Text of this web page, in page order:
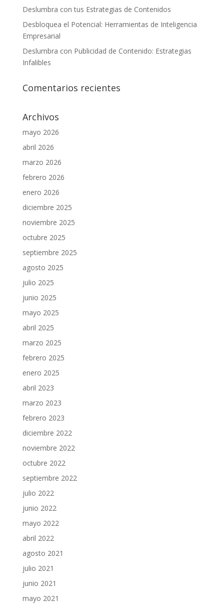
Deslumbra con tus Estrategias de Contenidos
Desbloquea el Potencial: Herramientas de Inteligencia
Empresarial
Deslumbra con Publicidad de Contenido: Estrategias
Infalibles
Comentarios recientes
Archivos
mayo 2026
abril 2026
marzo 2026
febrero 2026
enero 2026
diciembre 2025
noviembre 2025
octubre 2025
septiembre 2025
agosto 2025
julio 2025
junio 2025
mayo 2025
abril 2025
marzo 2025
febrero 2025
enero 2025
abril 2023
marzo 2023
febrero 2023
diciembre 2022
noviembre 2022
octubre 2022
septiembre 2022
julio 2022
junio 2022
mayo 2022
abril 2022
agosto 2021
julio 2021
junio 2021
mayo 2021